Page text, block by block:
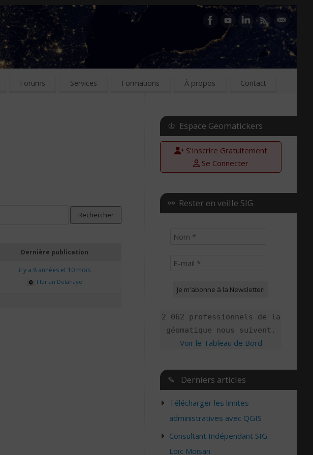
Forums Services Formations À propos Contact
Dernière publication
il y a 8 années et 10 mois
Florian Delahaye
♔ Espace Geomatickers
S'Inscrire Gratuitement
Se Connecter
⚯ Rester en veille SIG
2 062 professionnels de la
géomatique nous suivent.
Voir le Tableau de Bord
✎ Derniers articles
Télécharger les limites
administratives avec QGIS
Consultant Indépendant SIG :
Loïc Moisan